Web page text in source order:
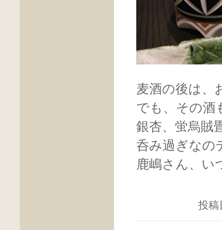
麦酒の後は、
でも、その酒
銀杏、蛍烏賊
呑み過ぎなの
鹿嶋さん、い
投稿